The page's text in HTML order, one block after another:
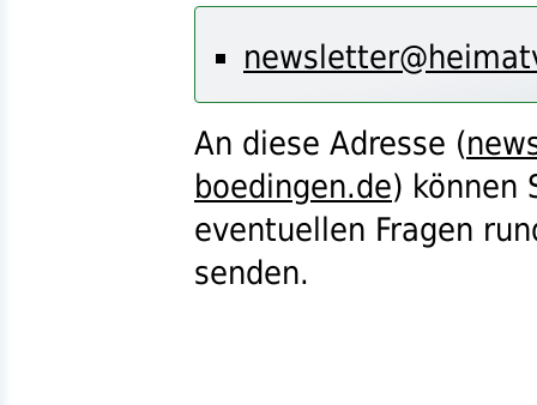
An diese Adresse (
boedingen.de) können
eventuellen Fragen
senden.